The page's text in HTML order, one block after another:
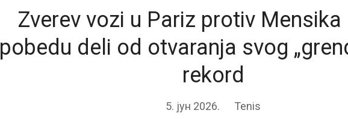
Zverev vozi u Pariz protiv Mensika
pobedu deli od otvaranja svog
rekord
5. јун 2026. Tenis